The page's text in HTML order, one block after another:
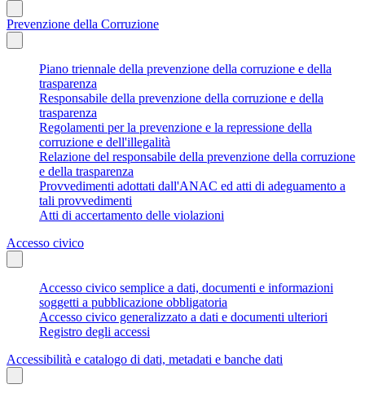
Prevenzione della Corruzione
Piano triennale della prevenzione della corruzione e della
trasparenza
Responsabile della prevenzione della corruzione e della
trasparenza
Regolamenti per la prevenzione e la repressione della
corruzione e dell'illegalità
Relazione del responsabile della prevenzione della corruzione
e della trasparenza
Provvedimenti adottati dall'ANAC ed atti di adeguamento a
tali provvedimenti
Atti di accertamento delle violazioni
Accesso civico
Accesso civico semplice a dati, documenti e informazioni
soggetti a pubblicazione obbligatoria
Accesso civico generalizzato a dati e documenti ulteriori
Registro degli accessi
Accessibilità e catalogo di dati, metadati e banche dati